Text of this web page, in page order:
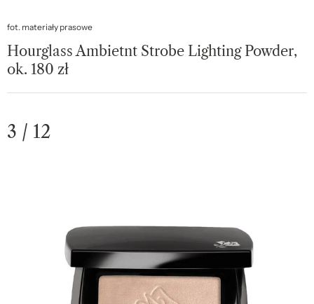
fot. materiały prasowe
Hourglass Ambietnt Strobe Lighting Powder,
ok. 180 zł
3 / 12